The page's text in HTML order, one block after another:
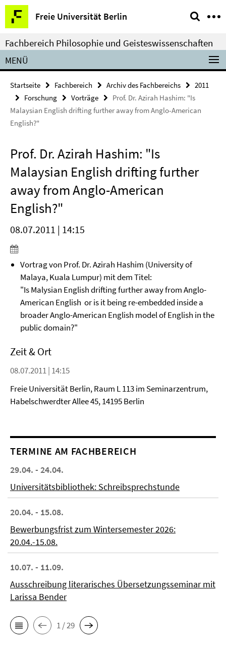
Springe
direkt
zu
Inhalt
Freie Universität Berlin
Service-
Navigation
Fachbereich Philosophie und Geisteswissenschaften
MENÜ
Startseite Fachbereich Archiv des Fachbereichs
2011
Forschung
Vorträge
Prof. Dr. Azirah Hashim: "Is
Malaysian English drifting further away from Anglo-American
English?"
Prof. Dr. Azirah Hashim: "Is
Malaysian English drifting further
away from Anglo-American
English?"
08.07.2011 | 14:15
Vortrag von Prof. Dr. Azirah Hashim (University of
Malaya, Kuala Lumpur) mit dem Titel:
"Is Malysian English drifting further away from Anglo-
American English or is it being re-embedded inside a
broader Anglo-American English model of English in the
public domain?"
Zeit & Ort
08.07.2011 | 14:15
Freie Universität Berlin, Raum L 113 im Seminarzentrum,
Habelschwerdter Allee 45, 14195 Berlin
TERMINE AM FACHBEREICH
29.04. - 24.04.
Universitätsbibliothek: Schreibsprechstunde
20.04. - 15.08.
Bewerbungsfrist zum Wintersemester 2026:
20.04.-15.08.
10.07. - 11.09.
Ausschreibung literarisches Übersetzungsseminar mit
Larissa Bender
1 / 29